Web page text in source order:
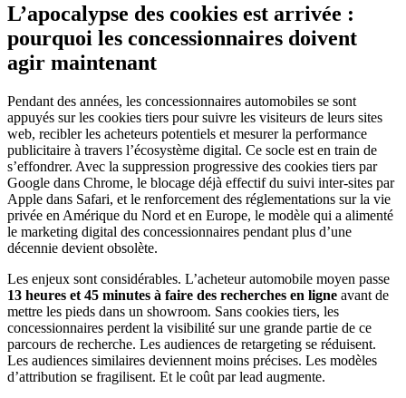
L’apocalypse des cookies est arrivée :
pourquoi les concessionnaires doivent
agir maintenant
Pendant des années, les concessionnaires automobiles se sont
appuyés sur les cookies tiers pour suivre les visiteurs de leurs sites
web, recibler les acheteurs potentiels et mesurer la performance
publicitaire à travers l’écosystème digital. Ce socle est en train de
s’effondrer. Avec la suppression progressive des cookies tiers par
Google dans Chrome, le blocage déjà effectif du suivi inter-sites par
Apple dans Safari, et le renforcement des réglementations sur la vie
privée en Amérique du Nord et en Europe, le modèle qui a alimenté
le marketing digital des concessionnaires pendant plus d’une
décennie devient obsolète.
Les enjeux sont considérables. L’acheteur automobile moyen passe
13 heures et 45 minutes à faire des recherches en ligne avant de
mettre les pieds dans un showroom. Sans cookies tiers, les
concessionnaires perdent la visibilité sur une grande partie de ce
parcours de recherche. Les audiences de retargeting se réduisent.
Les audiences similaires deviennent moins précises. Les modèles
d’attribution se fragilisent. Et le coût par lead augmente.